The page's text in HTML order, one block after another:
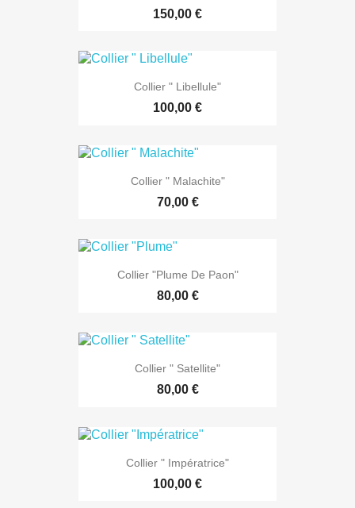
150,00 €
Collier " Libellule"
100,00 €
Collier " Malachite"
70,00 €
Collier "Plume De Paon"
80,00 €
Collier " Satellite"
80,00 €
Collier " Impératrice"
100,00 €